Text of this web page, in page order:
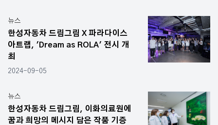
뉴스
한성자동차 드림그림 X 파라다이스
아트랩, 'Dream as ROLA' 전시 개
최
2024-09-05
뉴스
한성자동차 드림그림, 이화의료원에
꿈과 희망의 메시지 담은 작품 기증